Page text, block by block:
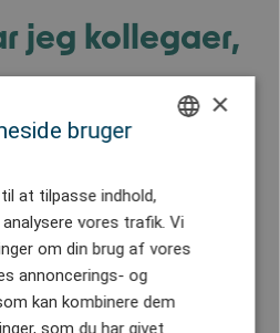
jeg kollegaer,
snakke med. Vi
hinanden på
projekter. Og
hjælpe - også
er på kryds og
DANISH
GERMAN
CHINESE (TRADITIONAL)
×
bruger
at tilpasse indhold,
vores trafik. Vi
om din brug af vores
annoncerings- og
kan kombinere dem
som du har givet